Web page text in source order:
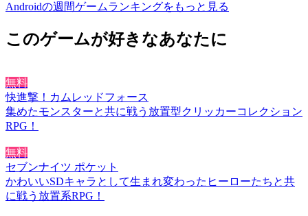
Androidの週間ゲームランキングをもっと見る
このゲームが好きなあなたに
無料
快進撃！カムレッドフォース
集めたモンスターと共に戦う放置型クリッカーコレクション
RPG！
無料
セブンナイツ ポケット
かわいいSDキャラとして生まれ変わったヒーローたちと共
に戦う放置系RPG！